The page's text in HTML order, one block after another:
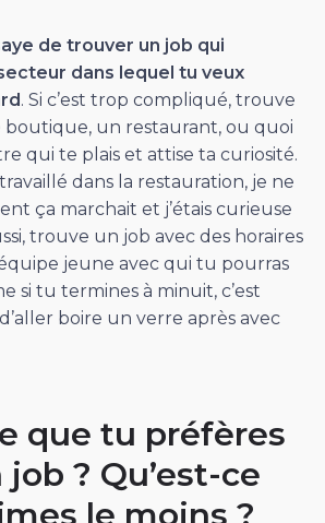
de trouver un job qui
dans lequel tu veux
. Si c’est trop compliqué, trouve
boutique, un restaurant, ou quoi
qui te plais et attise ta curiosité.
travaillé dans la restauration, je ne
ça marchait et j’étais curieuse
trouve un job avec des horaires
jeune avec qui tu pourras
si tu termines à minuit, c’est
boire un verre après avec
que tu préfères
? Qu’est-ce
le moins ?